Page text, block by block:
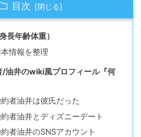
目次
長年齢体重）
情報を整理
/油井のwiki風プロフィール『何
者油井は彼氏だった
者油井とディズニーデート
者油井のSNSアカウント